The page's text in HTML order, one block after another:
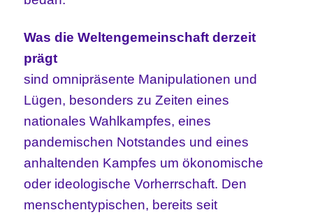
Was die Weltengemeinschaft derzeit
prägt
sind omnipräsente Manipulationen und
Lügen, besonders zu Zeiten eines
nationales Wahlkampfes, eines
pandemischen Notstandes und eines
anhaltenden Kampfes um ökonomische
oder ideologische Vorherrschaft. Den
menschentypischen, bereits seit